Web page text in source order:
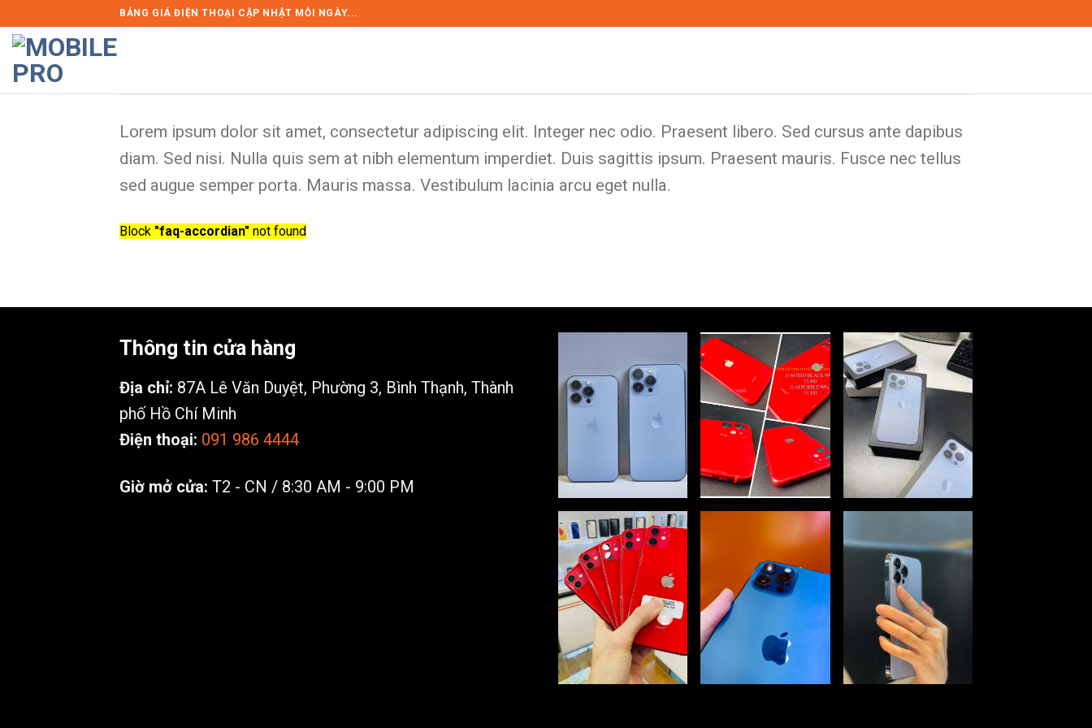
to
content
BẢNG GIÁ ĐIỆN THOẠI CẬP NHẬT MỖI NGÀY...
Lorem ipsum dolor sit amet, consectetur adipiscing elit. Integer nec odio. Praesent libero. Sed cursus ante dapibus
diam. Sed nisi. Nulla quis sem at nibh elementum imperdiet. Duis sagittis ipsum. Praesent mauris. Fusce nec tellus
sed augue semper porta. Mauris massa. Vestibulum lacinia arcu eget nulla.
Block "faq-accordian" not found
Thông tin cửa hàng
Địa chỉ: 87A Lê Văn Duyệt, Phường 3, Bình Thạnh, Thành
phố Hồ Chí Minh
Điện thoại: 091 986 4444
Giờ mở cửa: T2 - CN / 8:30 AM - 9:00 PM